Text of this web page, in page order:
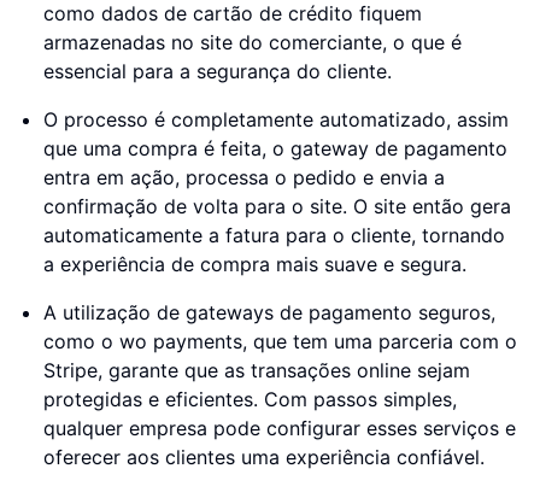
como dados de cartão de crédito fiquem
armazenadas no site do comerciante, o que é
essencial para a segurança do cliente.
O processo é completamente automatizado, assim
que uma compra é feita, o gateway de pagamento
entra em ação, processa o pedido e envia a
confirmação de volta para o site. O site então gera
automaticamente a fatura para o cliente, tornando
a experiência de compra mais suave e segura.
A utilização de gateways de pagamento seguros,
como o wo payments, que tem uma parceria com o
Stripe, garante que as transações online sejam
protegidas e eficientes. Com passos simples,
qualquer empresa pode configurar esses serviços e
oferecer aos clientes uma experiência confiável.